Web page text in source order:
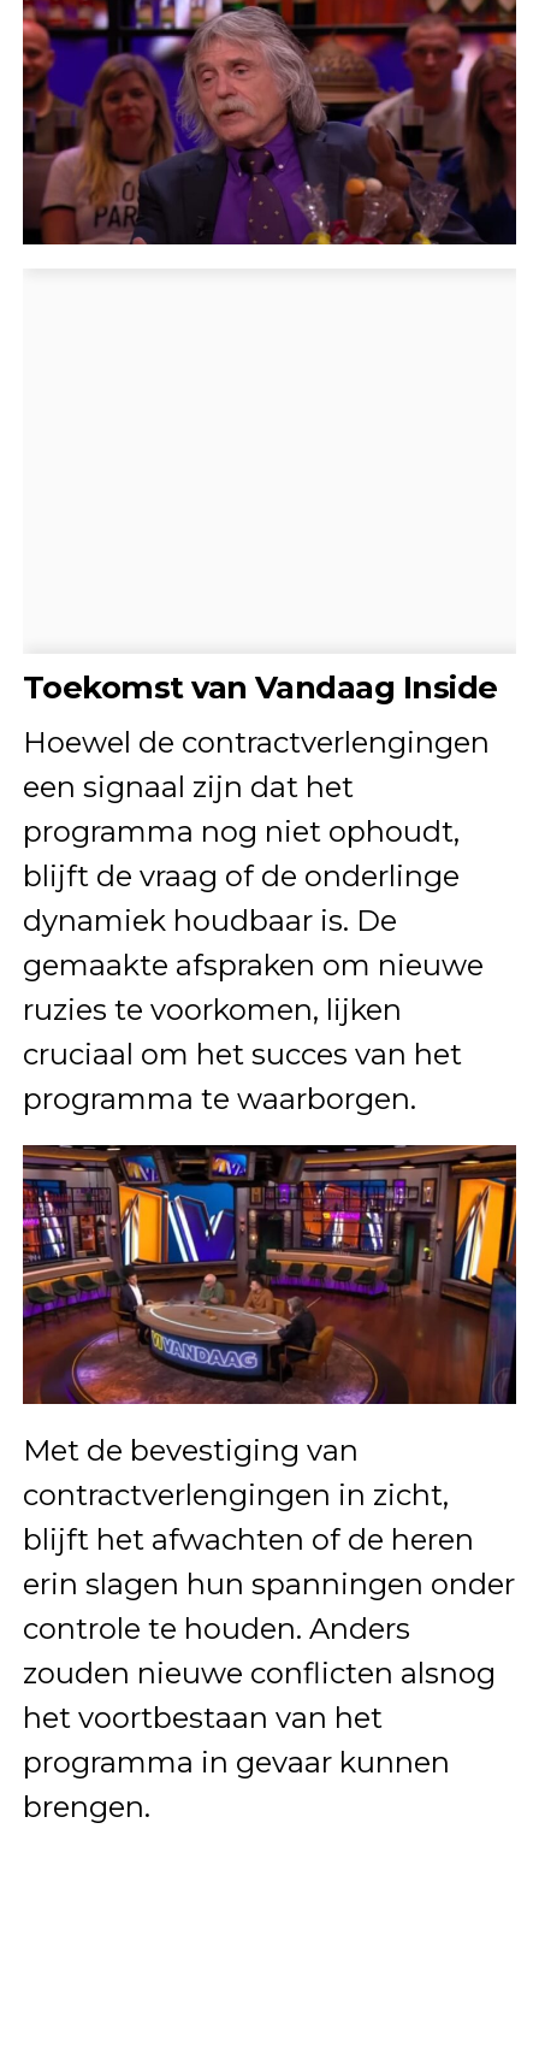
Toekomst van Vandaag Inside
Hoewel de contractverlengingen
een signaal zijn dat het
programma nog niet ophoudt,
blijft de vraag of de onderlinge
dynamiek houdbaar is. De
gemaakte afspraken om nieuwe
ruzies te voorkomen, lijken
cruciaal om het succes van het
programma te waarborgen.
Met de bevestiging van
contractverlengingen in zicht,
blijft het afwachten of de heren
erin slagen hun spanningen onder
controle te houden. Anders
zouden nieuwe conflicten alsnog
het voortbestaan van het
programma in gevaar kunnen
brengen.